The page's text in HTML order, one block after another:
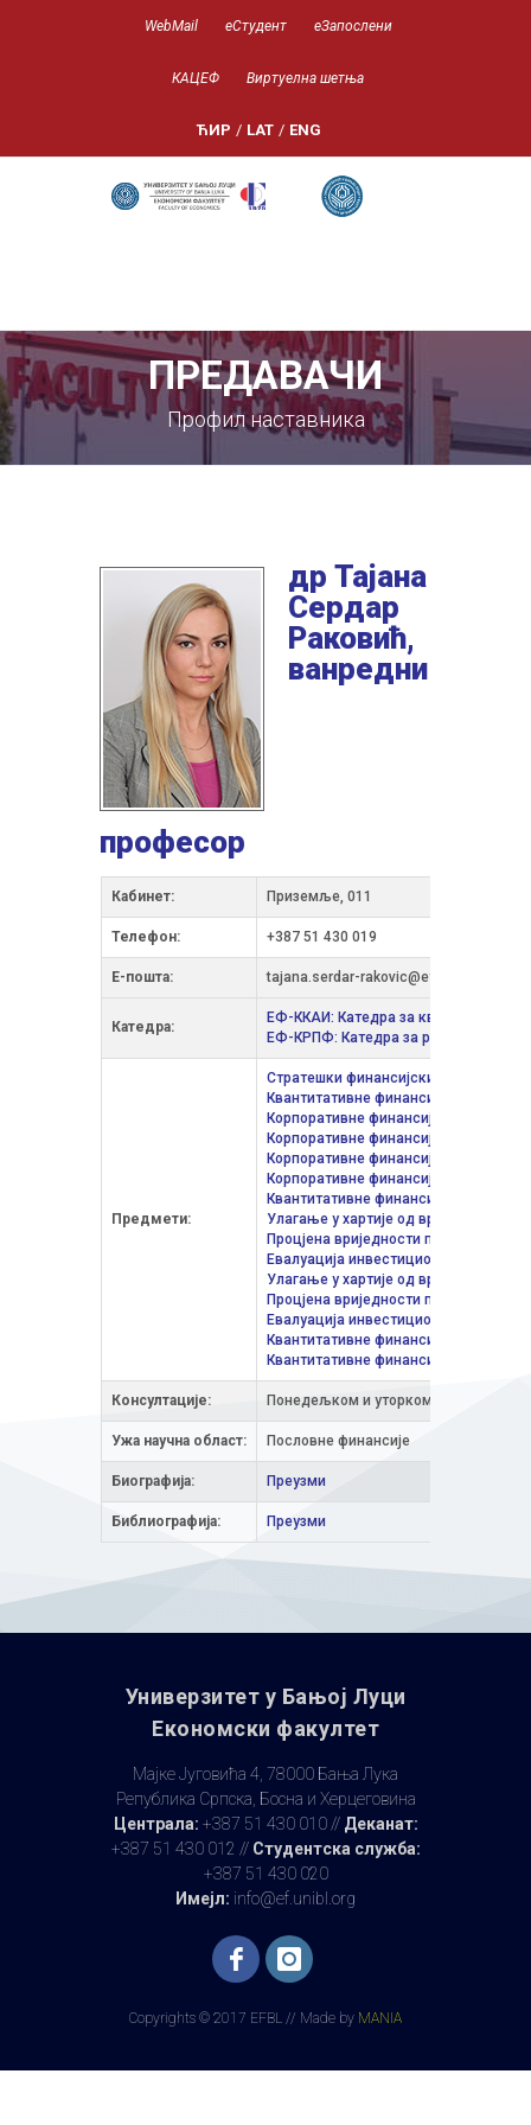
WebMail еСтудент еЗапослени
КАЦЕФ Виртуелна шетња
ЋИР / LAT / ENG
ПРЕДАВАЧИ
Профил наставника
др Тајана
Сердар
Раковић,
ванредни
професор
Кабинет: Приземље, 011
Телефон: +387 51 430 019
Е-пошта: tajana.serdar-rakovic@ef.unibl.org
Катедра:
ЕФ-ККАИ: Катедра за квантитативну
ЕФ-КРПФ: Катедра за рачуноводство
Предмети:
Стратешки финансијски менаџмент
Квантитативне финансије
Корпоративне финансије
Корпоративне финансије
Корпоративне финансије
Корпоративне финансије у туризму
Квантитативне финансије
Улагање у хартије од вриједности
Процјена вриједности предузећа
Евалуација инвестиционих пројеката
Улагање у хартије од вриједности
Процјена вриједности предузећа
Евалуација инвестиционих пројеката
Квантитативне финансије
Квантитативне финансије
Консултације: Понедељком и уторком 10.00-12.00
Ужа научна облaст: Пословне финансије
Биографија: Преузми
Библиографија: Преузми
Универзитет у Бањoj Луци
Економски факултет
Мајке Југовића 4, 78000 Бања Лука
Република Српска, Босна и Херцеговина
Централа: +387 51 430 010 // Деканат:
+387 51 430 012 // Студентска служба:
+387 51 430 020
Имејл: info@ef.unibl.org
Copyrights © 2017 EFBL // Made by MANIA